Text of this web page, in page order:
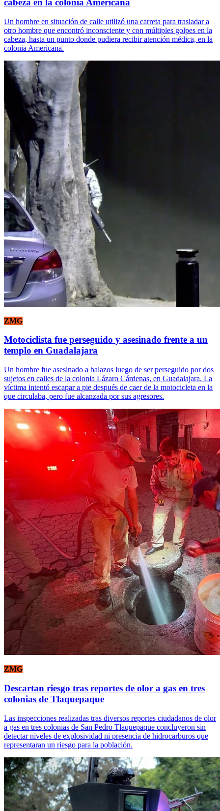
cabeza en la colonia Americana
Un hombre en situación de calle utilizó una carreta para trasladar a
otro hombre que encontró inconsciente y con múltiples golpes en la
cabeza, hasta un punto donde pudiera recibir atención médica, en la
colonia Americana.
ZMG
Motociclista fue perseguido y asesinado frente a un
templo en Guadalajara
Un hombre fue asesinado a balazos luego de ser perseguido por dos
sujetos en calles de la colonia Lázaro Cárdenas, en Guadalajara. La
víctima intentó escapar a pie después de caer de la motocicleta en la
que circulaba, pero fue alcanzada por sus agresores.
ZMG
Descartan riesgo tras reportes de olor a gas en tres
colonias de Tlaquepaque
Las inspecciones realizadas tras diversos reportes ciudadanos de olor
a gas en tres colonias de San Pedro Tlaquepaque concluyeron sin
detectar niveles de explosividad ni presencia de hidrocarburos que
representaran un riesgo para la población.